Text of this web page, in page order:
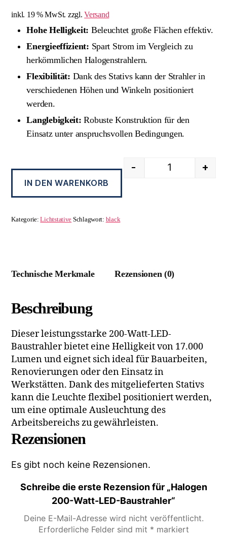
inkl. 19 % MwSt. zzgl.Versand
Hohe Helligkeit: Beleuchtet große Flächen effektiv.
Energieeffizient: Spart Strom im Vergleich zu
herkömmlichen Halogenstrahlern.
Flexibilität: Dank des Stativs kann der Strahler in
verschiedenen Höhen und Winkeln positioniert
werden.
Langlebigkeit: Robuste Konstruktion für den
Einsatz unter anspruchsvollen Bedingungen.
- +
IN DEN WARENKORB
Kategorie:Lichtstative Schlagwort: black
Technische Merkmale Rezensionen (0)
Beschreibung
Dieser leistungsstarke 200-Watt-LED-
Baustrahler bietet eine Helligkeit von 17.000
Lumen und eignet sich ideal für Bauarbeiten,
Renovierungen oder den Einsatz in
Werkstätten. Dank des mitgelieferten Stativs
kann die Leuchte flexibel positioniert werden,
um eine optimale Ausleuchtung des
Arbeitsbereichs zu gewährleisten.
Rezensionen
Es gibt noch keine Rezensionen.
Schreibe die erste Rezension für „Halogen
200-Watt-LED-Baustrahler“
Deine E-Mail-Adresse wird nicht veröffentlicht.
Erforderliche Felder sind mit * markiert